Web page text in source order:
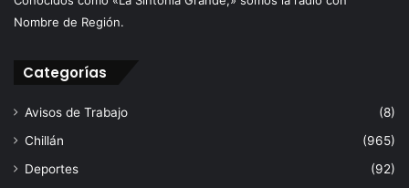
Nombre de Región.
Categorías
Avisos de Trabajo
(8)
Chillán
(965)
Deportes
(92)